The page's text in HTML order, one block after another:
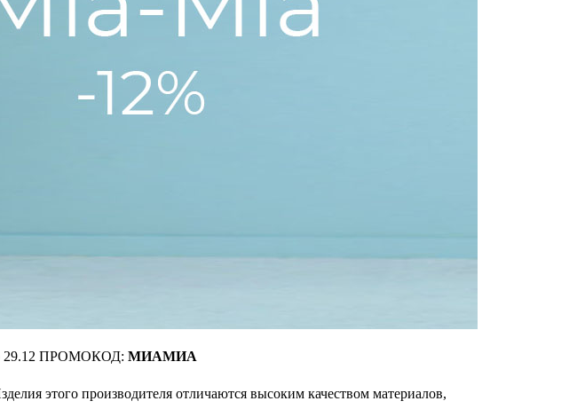
29.12 ПРОМОКОД: МИАМИА
этого производителя отличаются высоким качеством материалов,